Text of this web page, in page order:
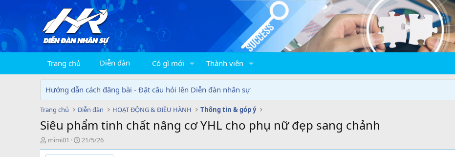
Trang chủ Diễn đàn Có gì mới Thành viên
Hướng dẫn cách đăng bài - Đặt câu hỏi lên Diễn đàn nhân sự
Trang chủ Diễn đàn HOẠT ĐỘNG & ĐIỀU HÀNH Thông tin & góp ý
Siêu phẩm tinh chất nâng cơ YHL cho phụ nữ đẹp sang chảnh
T
h
mimi01
N
g
21/5/26